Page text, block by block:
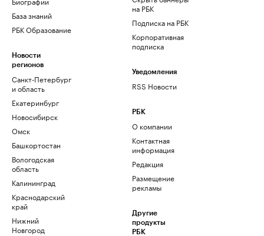
База знаний
РБК Образование
Новости
регионов
Санкт-Петербург
и область
Екатеринбург
Новосибирск
Омск
Башкортостан
Вологодская
область
Калининград
Краснодарский
край
Нижний
Новгород
на РБК
Подписка на РБК
Корпоративная
подписка
Уведомления
RSS Новости
РБК
О компании
Контактная
информация
Редакция
Размещение
рекламы
Другие
продукты
РБК